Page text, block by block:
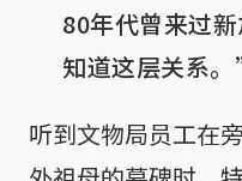
80年代曾来过
知道这层关系。
听到文物局员工在